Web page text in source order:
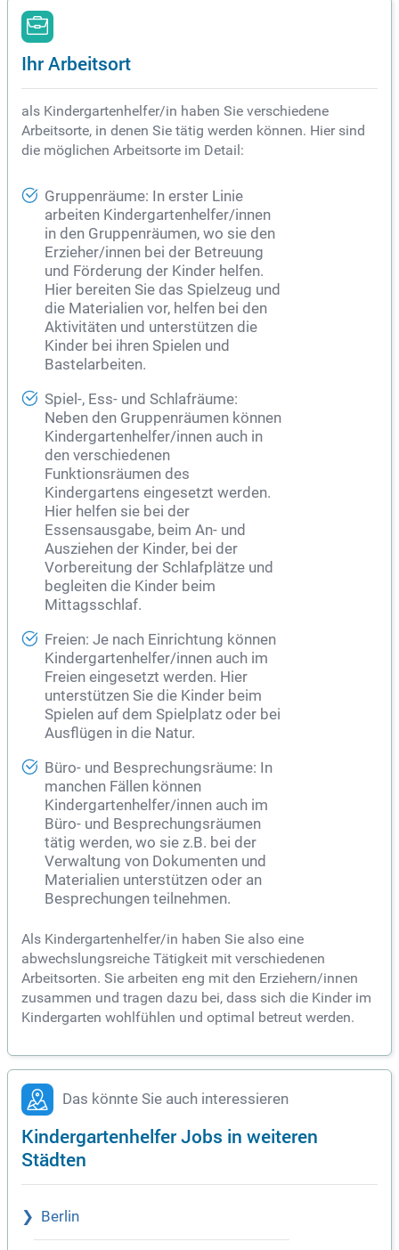
Ihr Arbeitsort
als Kindergartenhelfer/in haben Sie verschiedene
Arbeitsorte, in denen Sie tätig werden können. Hier sind
die möglichen Arbeitsorte im Detail:
Gruppenräume: In erster Linie
arbeiten Kindergartenhelfer/innen
in den Gruppenräumen, wo sie den
Erzieher/innen bei der Betreuung
und Förderung der Kinder helfen.
Hier bereiten Sie das Spielzeug und
die Materialien vor, helfen bei den
Aktivitäten und unterstützen die
Kinder bei ihren Spielen und
Bastelarbeiten.
Spiel-, Ess- und Schlafräume:
Neben den Gruppenräumen können
Kindergartenhelfer/innen auch in
den verschiedenen
Funktionsräumen des
Kindergartens eingesetzt werden.
Hier helfen sie bei der
Essensausgabe, beim An- und
Ausziehen der Kinder, bei der
Vorbereitung der Schlafplätze und
begleiten die Kinder beim
Mittagsschlaf.
Freien: Je nach Einrichtung können
Kindergartenhelfer/innen auch im
Freien eingesetzt werden. Hier
unterstützen Sie die Kinder beim
Spielen auf dem Spielplatz oder bei
Ausflügen in die Natur.
Büro- und Besprechungsräume: In
manchen Fällen können
Kindergartenhelfer/innen auch im
Büro- und Besprechungsräumen
tätig werden, wo sie z.B. bei der
Verwaltung von Dokumenten und
Materialien unterstützen oder an
Besprechungen teilnehmen.
Als Kindergartenhelfer/in haben Sie also eine
abwechslungsreiche Tätigkeit mit verschiedenen
Arbeitsorten. Sie arbeiten eng mit den Erziehern/innen
zusammen und tragen dazu bei, dass sich die Kinder im
Kindergarten wohlfühlen und optimal betreut werden.
Das könnte Sie auch interessieren
Kindergartenhelfer Jobs in weiteren
Städten
Berlin